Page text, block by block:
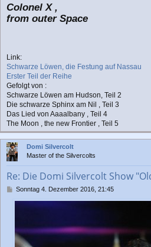
Colonel X ,
from outer Space
Link:
Schwarze Löwen, die Festung auf Nassau
Erster Teil der Reihe
Gefolgt von :
Schwarze Löwen am Hudson, Teil 2
Die schwarze Sphinx am Nil , Teil 3
Das Lied von Aaaalbany , Teil 4
The Moon , the new Frontier , Teil 5
Domi Silvercolt
Master of the Silvercolts
Re: Die Domi Silvercolt Show
B
a
g
Sonntag 4. Dezember 2016, 21:45